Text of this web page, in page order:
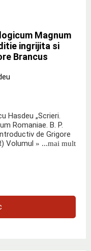
Magnum
ingrijita si
Brancus
Hasdeu „Scrieri.
Romaniae. B. P.
de Grigore
Volumul » ...mai mult